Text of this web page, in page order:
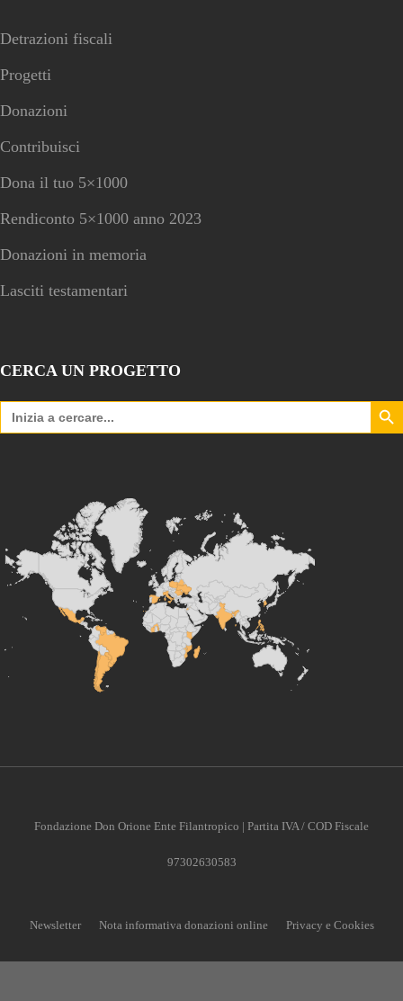
Detrazioni fiscali
Progetti
Donazioni
Contribuisci
Dona il tuo 5×1000
Rendiconto 5×1000 anno 2023
Donazioni in memoria
Lasciti testamentari
CERCA UN PROGETTO
Search
for:
Search
Fondazione Don Orione Ente Filantropico | Partita IVA / COD Fiscale
97302630583
Newsletter Nota informativa donazioni online Privacy e Cookies